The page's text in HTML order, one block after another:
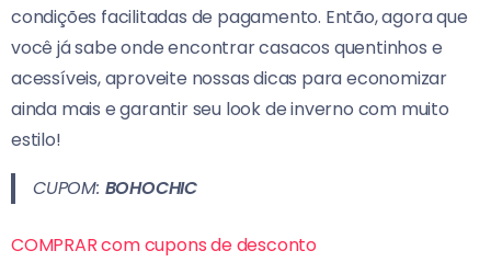
condições facilitadas de pagamento. Então, agora que
você já sabe onde encontrar casacos quentinhos e
acessíveis, aproveite nossas dicas para economizar
ainda mais e garantir seu look de inverno com muito
estilo!
CUPOM: BOHOCHIC
COMPRAR com cupons de desconto